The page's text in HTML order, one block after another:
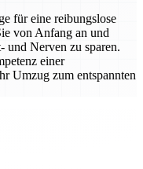
für eine reibungslose
von Anfang an und
und Nerven zu sparen.
einer
Umzug zum entspannten